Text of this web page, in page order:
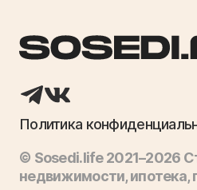
Политика
© Sosedi.life 2021–2026
недвижимости, ипотека,